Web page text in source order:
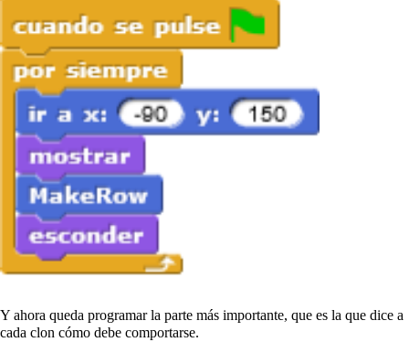
Y ahora queda programar la parte más importante, que es la que dice a
cada clon cómo debe comportarse.